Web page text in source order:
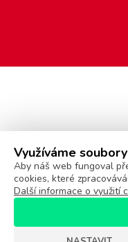
Využíváme
Aby náš web fungoval
cookies, které
Další informace o využití